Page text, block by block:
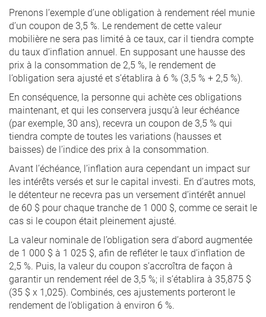
Prenons l’exemple d’une obligation à rendement réel munie
d’un coupon de 3,5 %. Le rendement de cette valeur
mobilière ne sera pas limité à ce taux, car il tiendra compte
du taux d’inflation annuel. En supposant une hausse des
prix à la consommation de 2,5 %, le rendement de
l’obligation sera ajusté et s’établira à 6 % (3,5 % + 2,5 %).
En conséquence, la personne qui achète ces obligations
maintenant, et qui les conservera jusqu’à leur échéance
(par exemple, 30 ans), recevra un coupon de 3,5 % qui
tiendra compte de toutes les variations (hausses et
baisses) de l’indice des prix à la consommation.
Avant l’échéance, l’inflation aura cependant un impact sur
les intérêts versés et sur le capital investi. En d’autres mots,
le détenteur ne recevra pas un versement d’intérêt annuel
de 60 $ pour chaque tranche de 1 000 $, comme ce serait le
cas si le coupon était pleinement ajusté.
La valeur nominale de l’obligation sera d’abord augmentée
de 1 000 $ à 1 025 $, afin de refléter le taux d’inflation de
2,5 %. Puis, la valeur du coupon s’accroîtra de façon à
garantir un rendement réel de 3,5 %; il s’établira à 35,875 $
(35 $ x 1,025). Combinés, ces ajustements porteront le
rendement de l’obligation à environ 6 %.